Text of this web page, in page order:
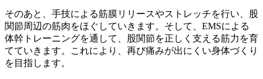
そのあと、手技による筋膜リリースやストレッチを行い、股
関節周辺の筋肉をほぐしていきます。そして、EMSによる
体幹トレーニングを通して、股関節を正しく支える筋力を育
てていきます。これにより、再び痛みが出にくい身体づくり
を目指します。